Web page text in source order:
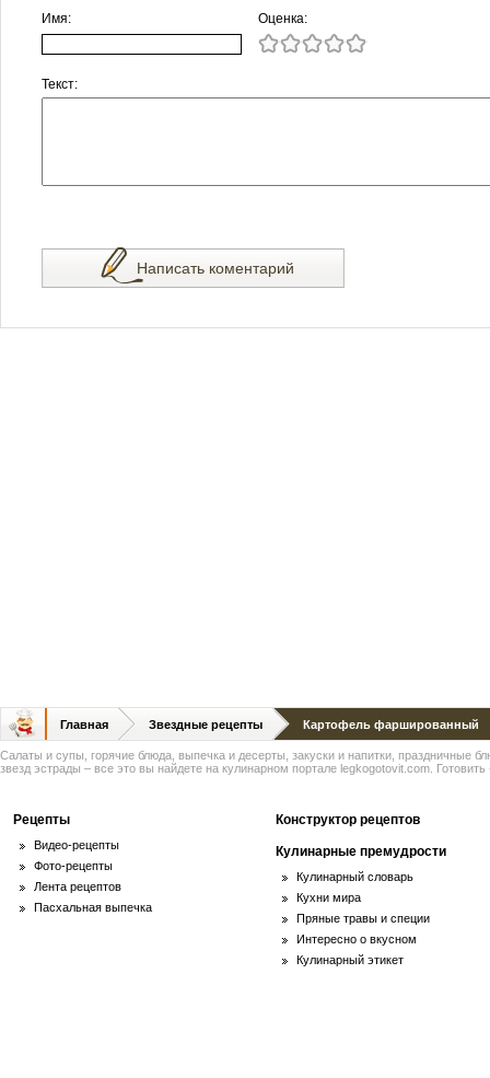
Имя: Оценка:
Текст:
Написать коментарий
Главная Звездные рецепты Картофель фаршированный
Салаты и супы, горячие блюда, выпечка и десерты, закуски и напитки, праздничные
звезд эстрады – все это вы найдете на кулинарном портале legkogotovit.com. Готовить
Рецепты
Видео-рецепты
Фото-рецепты
Лента рецептов
Пасхальная выпечка
Конструктор рецептов
Кулинарные премудрости
Кулинарный словарь
Кухни мира
Пряные травы и специи
Интересно о вкусном
Кулинарный этикет